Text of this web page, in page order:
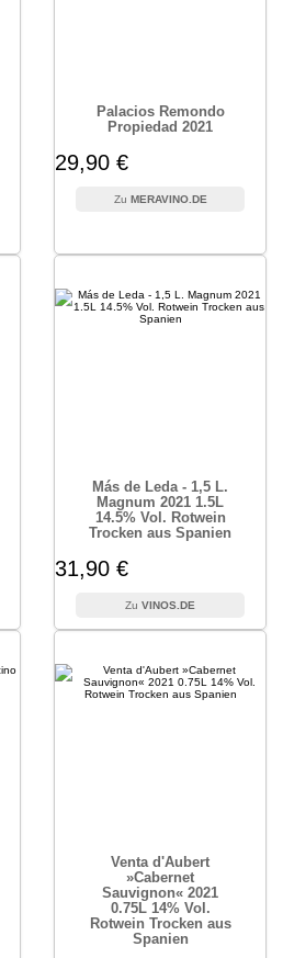
Palacios Remondo
Propiedad 2021
29,90 €
MERAVINO.DE
Más de Leda - 1,5 L.
Magnum 2021 1.5L
14.5% Vol. Rotwein
Trocken aus Spanien
31,90 €
VINOS.DE
Venta d'Aubert
»Cabernet
Sauvignon« 2021
0.75L 14% Vol.
Rotwein Trocken aus
Spanien